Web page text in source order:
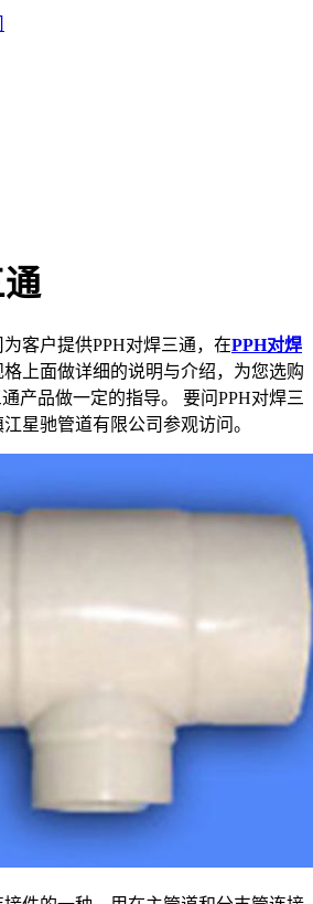
客户提供PPH对焊三通，在PPH对焊
上面做详细的说明与介绍，为您选购
产品做一定的指导。 要问PPH对焊三
星驰管道有限公司参观访问。